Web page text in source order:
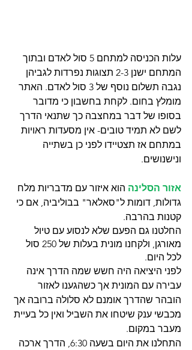
עלות הכניסה למתחם 5 סול לאדם ובתוך
המתחם ישנן 2-3 תצוגות נפרדות לגביהן
נגבה תשלום נוסף של 3 סול לאדם. האתר
מומלץ בחום. לקחת בחשבון כי מדובר
בסופו של דבר במחצבה כך שתנאי הדרך
לשם לא תמיד טובים- אין מסעדות ראויות
במתחם אז תצטיידו לפני כן בשתייה
ונישנושים.
אזור הסלינה הוא איזור עם מדבריות מלח
גדולות, דומות ל"סאלאר" בבוליביה, אם כי
קטנות בהרבה.
החלטנו גם הפעם שלא לנסוע עם טיול
מאורגן, ולקחנו מונית בעלות של 250 סול
לכל היום.
לפני היציאה היה חשש שמה הדרך אינה
עבירה עם המונית אך כשהגענו לאזור
הובהר שהדרך אומנם לא סלולה ברובה אך
מכבשי ענק שיטחו את השביל ואין כל בעיית
מעבר במקום.
התחלנו את היום בשעה 6:30, הדרך ארכה